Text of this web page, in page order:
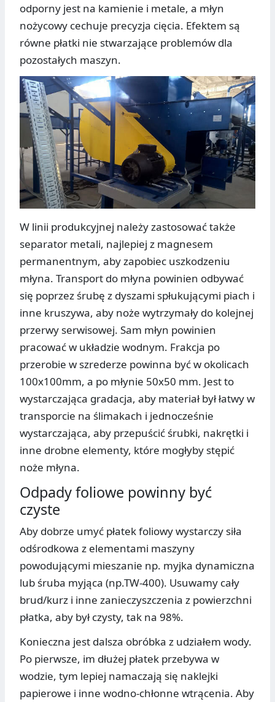
odporny jest na kamienie i metale, a młyn
nożycowy cechuje precyzja cięcia. Efektem są
równe płatki nie stwarzające problemów dla
pozostałych maszyn.
W linii produkcyjnej należy zastosować także
separator metali, najlepiej z magnesem
permanentnym, aby zapobiec uszkodzeniu
młyna. Transport do młyna powinien odbywać
się poprzez śrubę z dyszami spłukującymi piach i
inne kruszywa, aby noże wytrzymały do kolejnej
przerwy serwisowej. Sam młyn powinien
pracować w układzie wodnym. Frakcja po
przerobie w szrederze powinna być w okolicach
100x100mm, a po młynie 50x50 mm. Jest to
wystarczająca gradacja, aby materiał był łatwy w
transporcie na ślimakach i jednocześnie
wystarczająca, aby przepuścić śrubki, nakrętki i
inne drobne elementy, które mogłyby stępić
noże młyna.
Odpady foliowe powinny być
czyste
Aby dobrze umyć płatek foliowy wystarczy siła
odśrodkowa z elementami maszyny
powodującymi mieszanie np. myjka dynamiczna
lub śruba myjąca (np.TW-400). Usuwamy cały
brud/kurz i inne zanieczyszczenia z powierzchni
płatka, aby był czysty, tak na 98%.
Konieczna jest dalsza obróbka z udziałem wody.
Po pierwsze, im dłużej płatek przebywa w
wodzie, tym lepiej namaczają się naklejki
papierowe i inne wodno-chłonne wtrącenia. Aby